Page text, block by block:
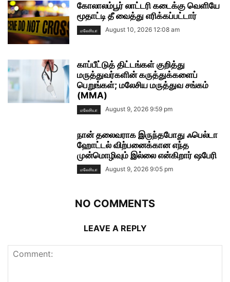
கோலாலம்பூர் லாட்டரி கடைக்கு வெளியே
மூதாட்டி தீ வைத்து எரிக்கப்பட்டார்
மலேசியா August 10, 2026 12:08 am
காப்பீட்டுத் திட்டங்கள் குறித்து
மருத்துவர்களின் கருத்துக்களைப்
பெறுங்கள்; மலேசிய மருத்துவ சங்கம்
(MMA)
மலேசியா August 9, 2026 9:59 pm
நான் தலைவராக இருந்தபோது ஃபெல்டா
ஹோட்டல் விற்பனைக்கான எந்த
முன்மொழிவும் இல்லை என்கிறார் ஷபேரி
மலேசியா August 9, 2026 9:05 pm
NO COMMENTS
LEAVE A REPLY